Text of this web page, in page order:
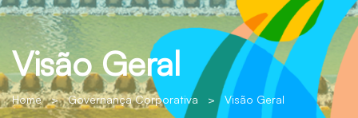
Visão Geral
Home > Governança Corporativa > Visão Geral